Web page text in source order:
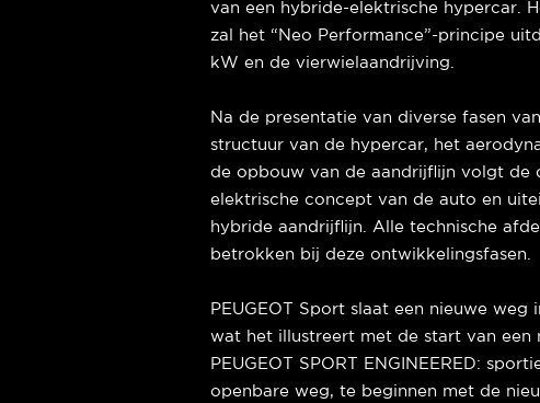
van een hybride-elektrische hypercar.
zal het “Neo Performance”-principe
kW en de vierwielaandrijving.
Na de presentatie van diverse fasen
structuur van de hypercar, het
de opbouw van de aandrijflijn volgt de
elektrische concept van de auto en
hybride aandrijflijn. Alle technische
betrokken bij deze ontwikkelingsfasen.
PEUGEOT Sport slaat een nieuwe
wat het illustreert met de start van een
PEUGEOT SPORT ENGINEERED:
openbare weg, te beginnen met de